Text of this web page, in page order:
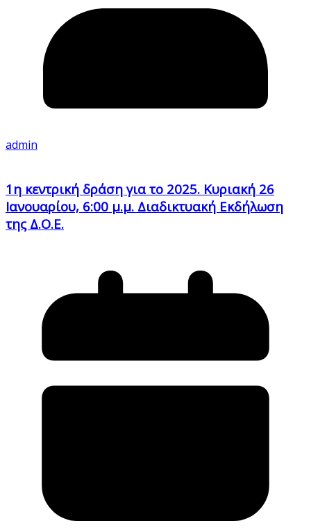
admin
1η κεντρική δράση για το 2025. Κυριακή 26
Ιανουαρίου, 6:00 μ.μ. Διαδικτυακή Εκδήλωση
της Δ.Ο.Ε.